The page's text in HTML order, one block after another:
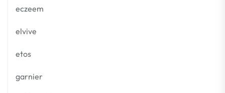
eczeem
elvive
etos
garnier